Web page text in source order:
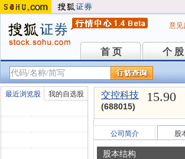
意见
首 页
首 页 个 股
个 股
最近浏览股 我的自选股 交控科技
(688015)
15.90
公司简介 股
股本结构